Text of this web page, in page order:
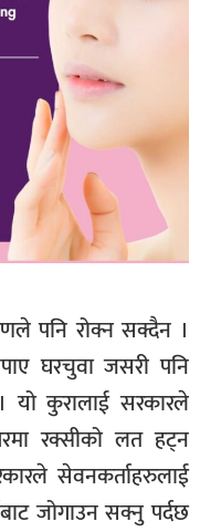
पनि रोक्न सक्दैन ।
घरचुवा जसरी पनि
यो कुरालाई सरकारले
रक्सीको लत हट्न
सेवनकर्ताहरुलाई
जोगाउन सक्नु पर्दछ